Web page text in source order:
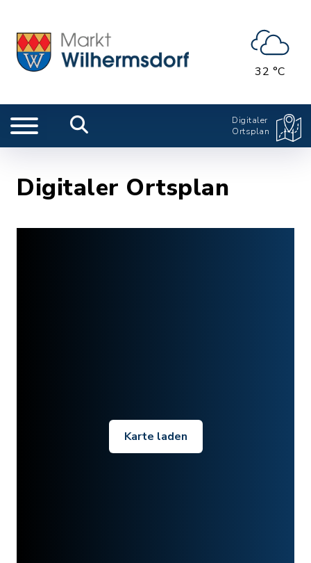
32 °C
Digitaler
Ortsplan
Digitaler Ortsplan
Karte laden